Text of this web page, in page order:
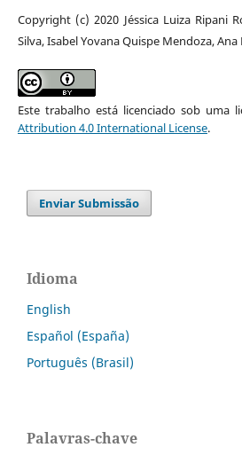
Copyright (c) 2020 Jéssica Luiza Ripani
Silva, Isabel Yovana Quispe Mendoza,
Este trabalho está licenciado sob uma
Attribution 4.0 International License.
Enviar Submissão
Idioma
English
Español (España)
Português (Brasil)
Palavras-chave